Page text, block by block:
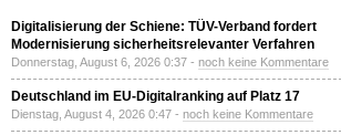
Digitalisierung der Schiene: TÜV-Verband fordert
Modernisierung sicherheitsrelevanter Verfahren
Donnerstag, August 6, 2026 0:37 - noch keine Kommentare
Deutschland im EU-Digitalranking auf Platz 17
Dienstag, August 4, 2026 0:47 - noch keine Kommentare